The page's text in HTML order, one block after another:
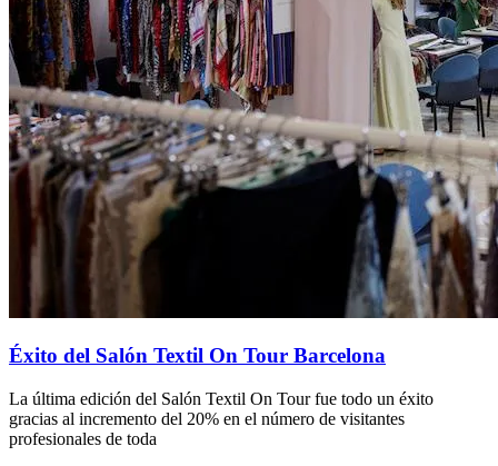
Éxito del Salón Textil On Tour Barcelona
La última edición del Salón Textil On Tour fue todo un éxito
gracias al incremento del 20% en el número de visitantes
profesionales de toda